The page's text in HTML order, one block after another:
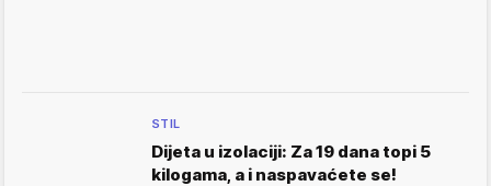
STIL
Dijeta u izolaciji: Za 19 dana topi 5
kilogama, a i naspavaćete se!